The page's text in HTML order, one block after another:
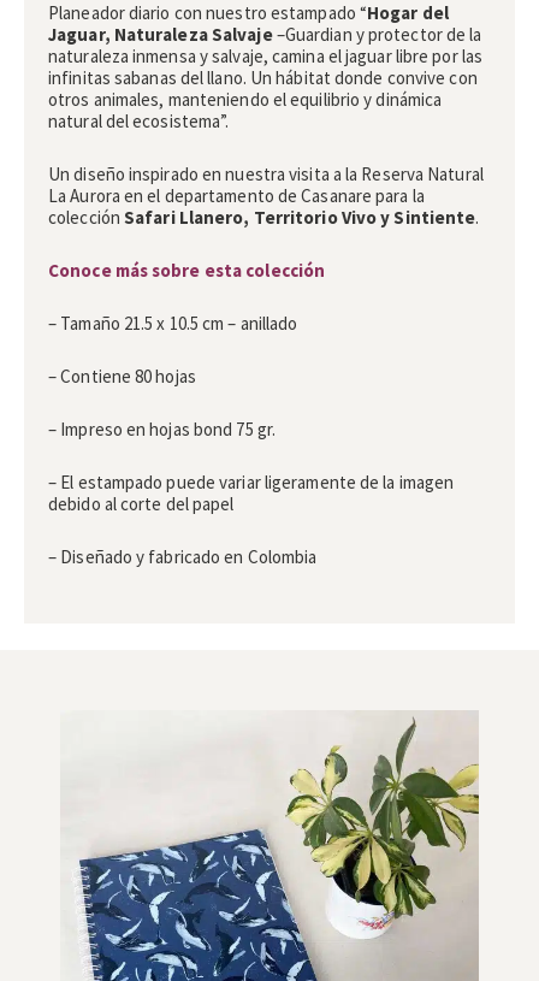
Planeador diario con nuestro estampado “Hogar del
Jaguar, Naturaleza Salvaje­–Guardian y protector de la
naturaleza inmensa y salvaje, camina el jaguar libre por las
infinitas sabanas del llano. Un hábitat donde convive con
otros animales, manteniendo el equilibrio y dinámica
natural del ecosistema”.
Un diseño inspirado en nuestra visita a la Reserva Natural
La Aurora en el departamento de Casanare para la
colección Safari Llanero, Territorio Vivo y Sintiente.
Conoce más sobre esta colección
– Tamaño 21.5 x 10.5 cm – anillado
– Contiene 80 hojas
– Impreso en hojas bond 75 gr.
– El estampado puede variar ligeramente de la imagen
debido al corte del papel
– Diseñado y fabricado en Colombia